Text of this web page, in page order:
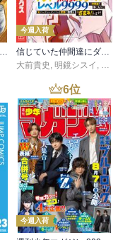
,転
今週入荷
大前貴史 明鏡シスイ
6位
今週入荷